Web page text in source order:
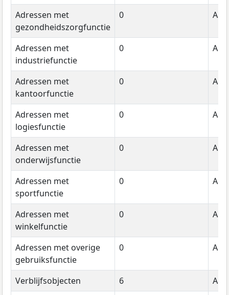
Adressen met
gezondheidszorgfunctie
0
Adressen met
industriefunctie
0
Adressen met
kantoorfunctie
0
Adressen met
logiesfunctie
0
Adressen met
onderwijsfunctie
0
Adressen met
sportfunctie
0
Adressen met
winkelfunctie
0
Adressen met overige
gebruiksfunctie
0
Verblijfsobjecten 6